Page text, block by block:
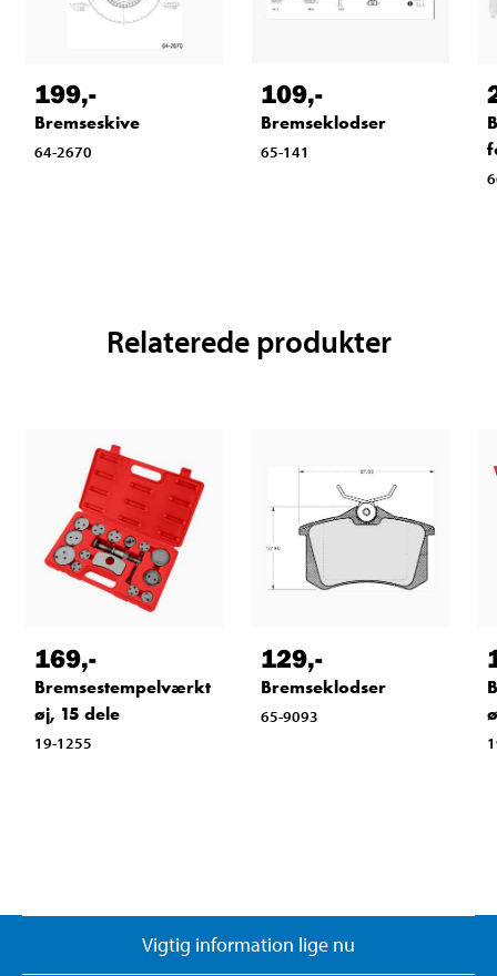
199,-
Bremseskive
64-2670
109,-
Bremseklodser
65-141
Relaterede produkter
169,-
Bremsestempelværkt
øj, 15 dele
19-1255
129,-
Bremseklodser
65-9093
Vigtig information lige nu